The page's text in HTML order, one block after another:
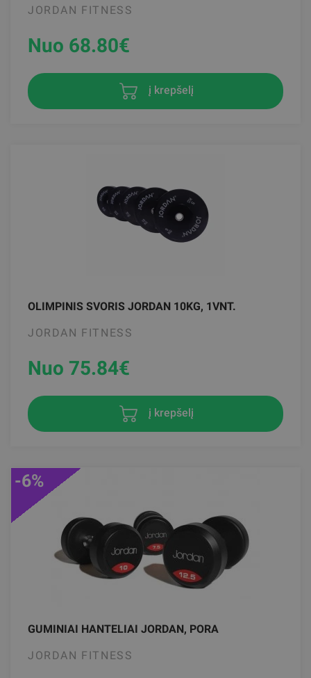
JORDAN FITNESS
Nuo 68.80€
į krepšelį
OLIMPINIS SVORIS JORDAN 10KG, 1VNT.
JORDAN FITNESS
Nuo 75.84€
į krepšelį
GUMINIAI HANTELIAI JORDAN, PORA
JORDAN FITNESS
-6%